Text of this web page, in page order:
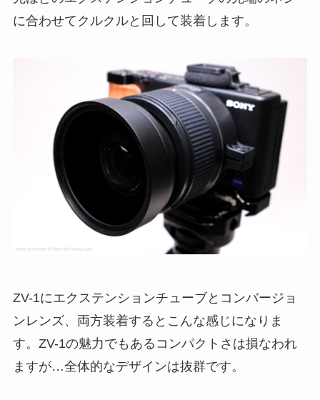
に合わせてクルクルと回して装着します。
ZV-1にエクステンションチューブとコンバージョ
ンレンズ、両方装着するとこんな感じになりま
す。ZV-1の魅力でもあるコンパクトさは損なわれ
ますが…全体的なデザインは抜群です。